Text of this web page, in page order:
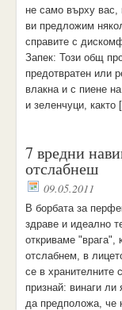
не само върху
ви предложим
справите с
Запек: Този общ
предотвратен или
влакна и с пиене
и зеленчуци, както
7 вредни
отслабнеш
09.05.2011
В борбата за
здраве и идеално
откриваме "врага",
отслабнем, в
се в хранителните
признай: винаги
да предположа, че